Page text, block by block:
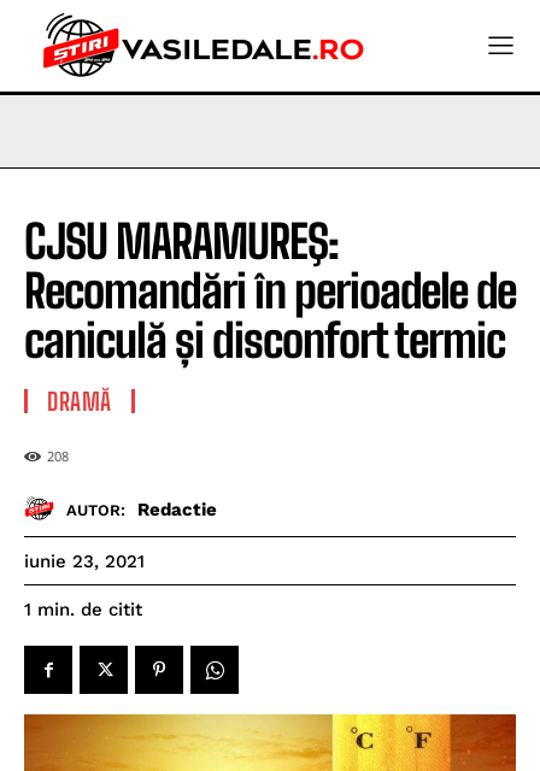
CJSU MARAMUREŞ:
Recomandări în perioadele de
caniculă și disconfort termic
DRAMĂ
208
AUTOR: Redactie
iunie 23, 2021
1 min. de citit